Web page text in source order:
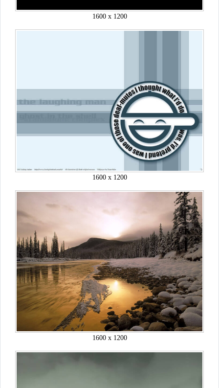
1600 x 1200
1600 x 1200
1600 x 1200